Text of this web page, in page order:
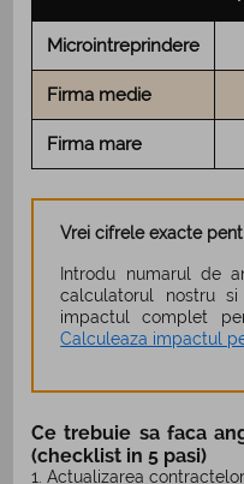
Microintreprindere
Firma medie
Firma mare
Vrei cifrele exacte
Introdu numarul de
calculatorul nostru
impactul complet
Calculeaza impactul
Ce trebuie sa faca
(checklist in 5 pasi)
1. Actualizarea